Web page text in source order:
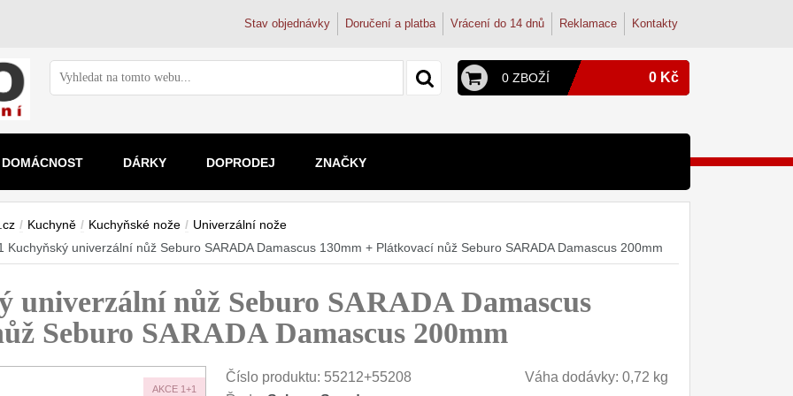
Stav objednávky Doručení a platba Vrácení do 14 dnů Reklamace Kontakty
0 ZBOŽÍ 0 Kč
Ostření nožů
Brusné kameny
Ostřiče nožů
Vodní filtry a konvice
Filtry na kohoutek
Reverzní osmózy
Magnetické lišty na nože
DOMÁCNOST
Zvětšovací skla
2x
2.5x
4.5-5x
Mikroskopy
Školní a studentské
Digitální
DÁRKY DOPRODEJ ZNAČKY
/ Kuchyně / Kuchyňské nože / Univerzální nože
Kuchyňský univerzální nůž Seburo SARADA Damascus 130mm + Plátkovací nůž Seburo SARADA Damascus 200mm
univerzální nůž Seburo SARADA Damascus
Seburo SARADA Damascus 200mm
AKCE 1+1
Číslo produktu: 55212+55208
Váha dodávky: 0,72 kg